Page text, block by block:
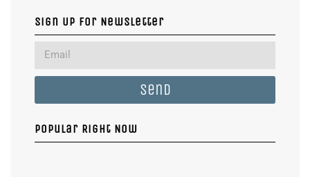
Sign Up For Newsletter
Send
Popular Right Now